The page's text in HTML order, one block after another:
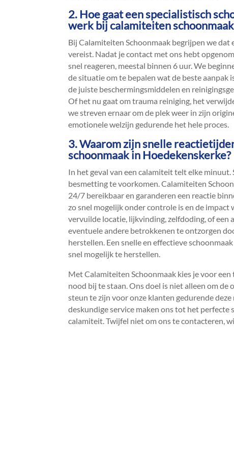
2.​ Hoe gaat een specialistisch
werk bij calamiteiten
Bij Calamiteiten Schoonmaak begrijpen we
vereist.​ Nadat je contact met ons hebt
snel reageren, meestal binnen 6 uur.​ We
de situatie om te bepalen wat de beste
de juiste beschermingsmiddelen en
Of het nu gaat om trauma reiniging, het
we streven ernaar om de plek weer in zijn
emotionele welzijn gedurende het hele proces.​
3.​ Waarom zijn snelle
schoonmaak in Hoedekenskerke?
In het geval van een calamiteit telt elke
besmetting te voorkomen.​ Calamiteiten
24/7 bereikbaar en garanderen een reactie
zo snel mogelijk onder controle is en de
vervuilde locatie, lijkvinding, zelfdoding, of een
eventuele andere betrokkenen te ontzorgen
herstellen.​ Een snelle en effectieve
snel mogelijk te herstellen.​
Met Calamiteiten Schoonmaak kies je voor
nood bij te staan.​ Ons doel is niet alleen om de
steun te zijn voor onze klanten gedurende
deskundige service maken ons tot het
calamiteit.​ Twijfel niet om ons te contacteren,